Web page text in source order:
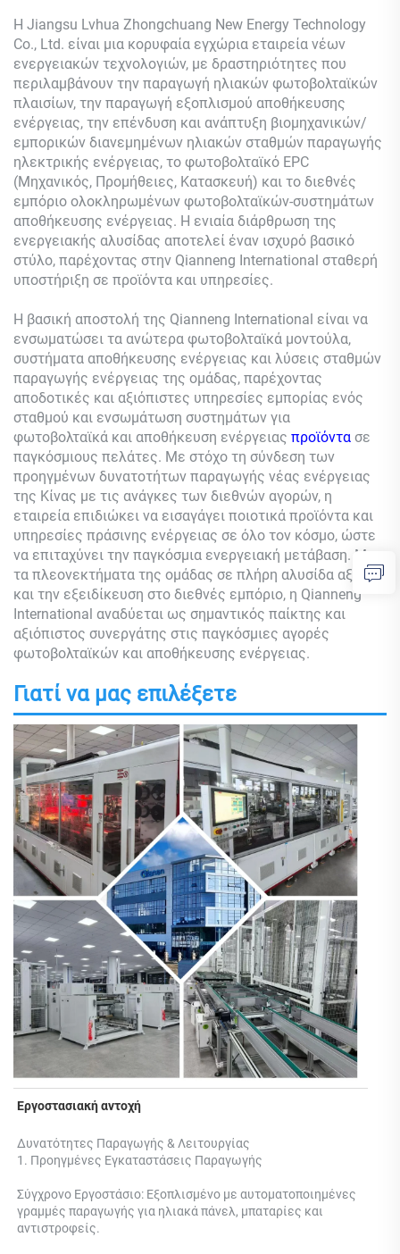
Η Jiangsu Lvhua Zhongchuang New Energy Technology
Co., Ltd. είναι μια κορυφαία εγχώρια εταιρεία νέων
ενεργειακών τεχνολογιών, με δραστηριότητες που
περιλαμβάνουν την παραγωγή ηλιακών φωτοβολταϊκών
πλαισίων, την παραγωγή εξοπλισμού αποθήκευσης
ενέργειας, την επένδυση και ανάπτυξη βιομηχανικών/
εμπορικών διανεμημένων ηλιακών σταθμών παραγωγής
ηλεκτρικής ενέργειας, το φωτοβολταϊκό EPC
(Μηχανικός, Προμήθειες, Κατασκευή) και το διεθνές
εμπόριο ολοκληρωμένων φωτοβολταϊκών-συστημάτων
αποθήκευσης ενέργειας. Η ενιαία διάρθρωση της
ενεργειακής αλυσίδας αποτελεί έναν ισχυρό βασικό
στύλο, παρέχοντας στην Qianneng International σταθερή
υποστήριξη σε προϊόντα και υπηρεσίες.
Η βασική αποστολή της Qianneng International είναι να
ενσωματώσει τα ανώτερα φωτοβολταϊκά μοντούλα,
συστήματα αποθήκευσης ενέργειας και λύσεις σταθμών
παραγωγής ενέργειας της ομάδας, παρέχοντας
αποδοτικές και αξιόπιστες υπηρεσίες εμπορίας ενός
σταθμού και ενσωμάτωση συστημάτων για
φωτοβολταϊκά και αποθήκευση ενέργειας προϊόντα σε
παγκόσμιους πελάτες. Με στόχο τη σύνδεση των
προηγμένων δυνατοτήτων παραγωγής νέας ενέργειας
της Κίνας με τις ανάγκες των διεθνών αγορών, η
εταιρεία επιδιώκει να εισαγάγει ποιοτικά προϊόντα και
υπηρεσίες πράσινης ενέργειας σε όλο τον κόσμο, ώστε
να επιταχύνει την παγκόσμια ενεργειακή μετάβαση. Με
τα πλεονεκτήματα της ομάδας σε πλήρη αλυσίδα αξίας
και την εξειδίκευση στο διεθνές εμπόριο, η Qianneng
International αναδύεται ως σημαντικός παίκτης και
αξιόπιστος συνεργάτης στις παγκόσμιες αγορές
φωτοβολταϊκών και αποθήκευσης ενέργειας.
Γιατί να μας επιλέξετε
Εργοστασιακή αντοχή
Δυνατότητες Παραγωγής & Λειτουργίας
1. Προηγμένες Εγκαταστάσεις Παραγωγής
Σύγχρονο Εργοστάσιο: Εξοπλισμένο με αυτοματοποιημένες
γραμμές παραγωγής για ηλιακά πάνελ, μπαταρίες και
αντιστροφείς.